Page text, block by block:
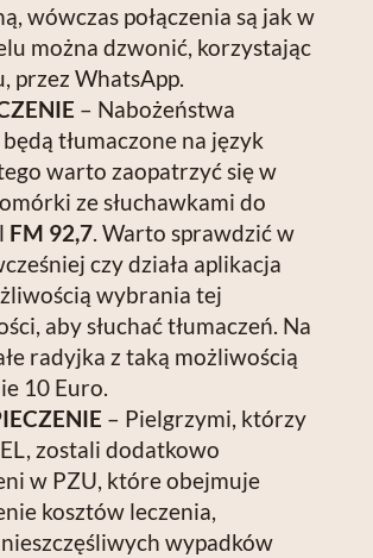
wówczas połączenia są jak w
można dzwonić, korzystając
przez WhatsApp.
– Nabożeństwa
tłumaczone na język
warto zaopatrzyć się w
ze słuchawkami do
FM 92,7. Warto sprawdzić w
czy działa aplikacja
wybrania tej
aby słuchać tłumaczeń. Na
radyjka z taką możliwością
10 Euro.
– Pielgrzymi, którzy
zostali dodatkowo
w PZU, które obejmuje
kosztów leczenia,
wypadków